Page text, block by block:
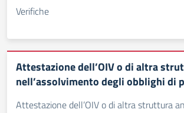
Verifiche
Attestazione dell’OIV o di altra
nell’assolvimento degli obblighi di
Attestazione dell’OIV o di altra struttura